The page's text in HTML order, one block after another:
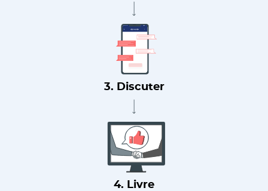
3. Discuter
4. Livre